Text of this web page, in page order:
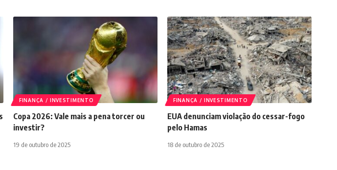
FINANÇA / INVESTIMENTO
Copa 2026: Vale mais a pena torcer ou
investir?
19 de outubro de 2025
FINANÇA / INVESTIMENTO
EUA denunciam violação do cessar-fogo
pelo Hamas
18 de outubro de 2025